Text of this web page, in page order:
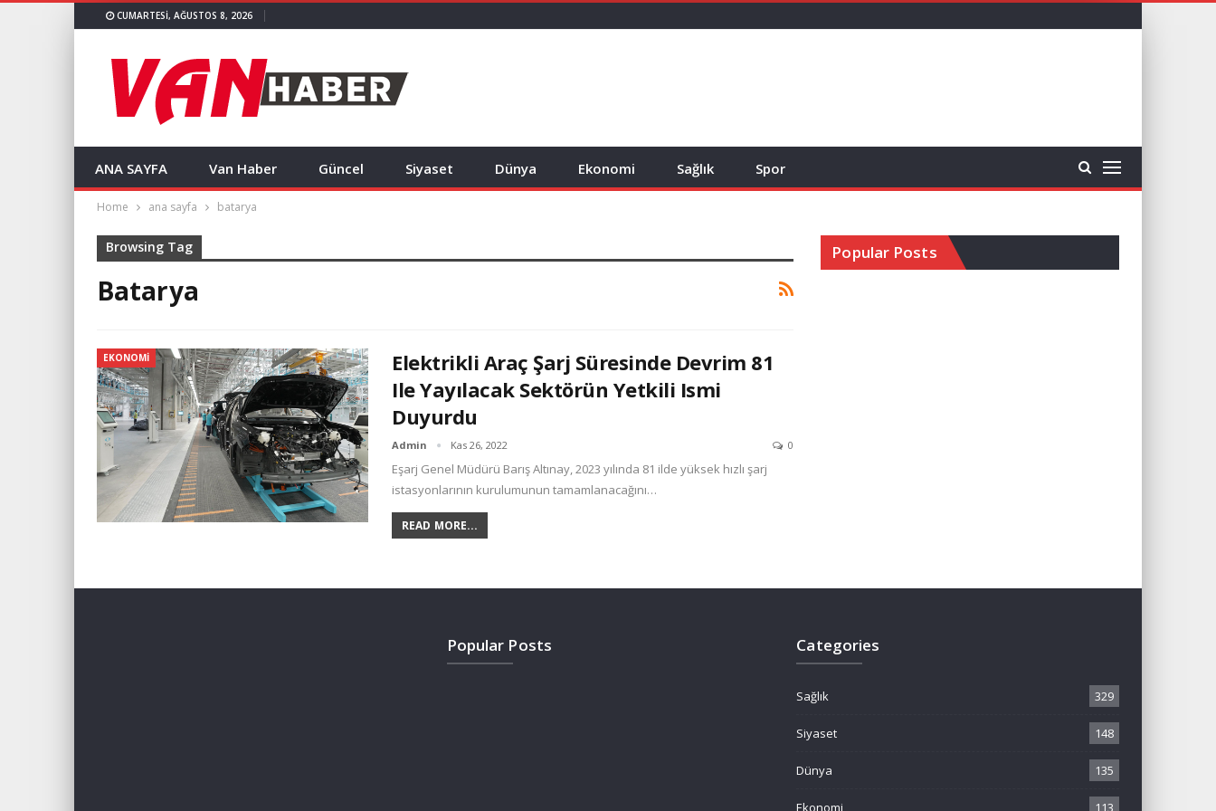
CUMARTESI, AĞUSTOS 8, 2026
ANA SAYFA Van Haber Güncel Siyaset Dünya Ekonomi Sağlık Spor
Home ana sayfa batarya
Browsing Tag
Batarya
EKONOMI
Elektrikli Araç Şarj Süresinde Devrim 81
Ile Yayılacak Sektörün Yetkili Ismi
Duyurdu
Admin Kas 26, 2022 0
Eşarj Genel Müdürü Barış Altınay, 2023 yılında 81 ilde yüksek hızlı şarj
istasyonlarının kurulumunun tamamlanacağını…
READ MORE...
Popular Posts
Popular Posts Categories
Sağlık 329
Siyaset 148
Dünya 135
Ekonomi 113